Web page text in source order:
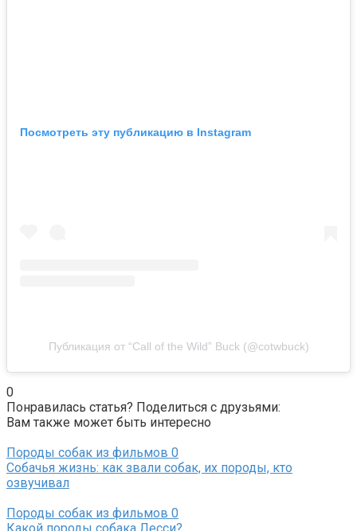
Посмотреть эту публикацию в Instagram
Публикация от “Call of the Wild” Buck (@cotwbuck)
0
Понравилась статья? Поделиться с друзьями:
Вам также может быть интересно
Породы собак из фильмов 0
Собачья жизнь: как звали собак, их породы, кто
озвучивал
Породы собак из фильмов 0